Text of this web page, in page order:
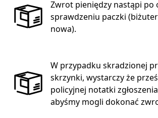
Zwrot pieniędzy nastąpi po
sprawdzeniu paczki
nowa).
W przypadku skradzionej
skrzynki, wystarczy że
policyjnej notatki
abyśmy mogli dokonać